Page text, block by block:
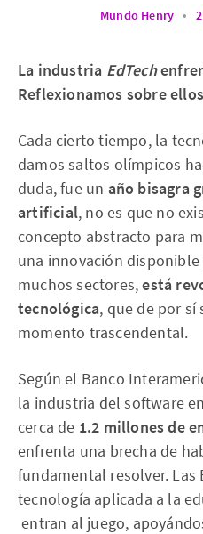
Mundo Henry •
La industria EdTech
Reflexionamos sobre
Cada cierto tiempo, la
damos saltos olímpicos
duda, fue un año bisagra
artificial, no es que no
concepto abstracto para
una innovación disponible
muchos sectores,está
tecnológica, que de por sí
momento trascendental.
Según el Banco
la industria del software
cerca de 1.2 millones de
enfrenta una brecha de
fundamental resolver. Las
tecnología aplicada a la
entran al juego,